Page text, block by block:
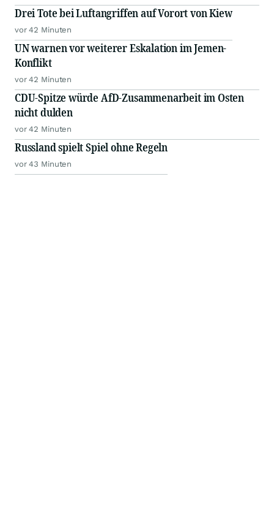
Drei Tote bei Luftangriffen auf Vorort von Kiew
vor 42 Minuten
UN warnen vor weiterer Eskalation im Jemen-
Konflikt
vor 42 Minuten
CDU-Spitze würde AfD-Zusammenarbeit im Osten
nicht dulden
vor 42 Minuten
Russland spielt Spiel ohne Regeln
vor 43 Minuten